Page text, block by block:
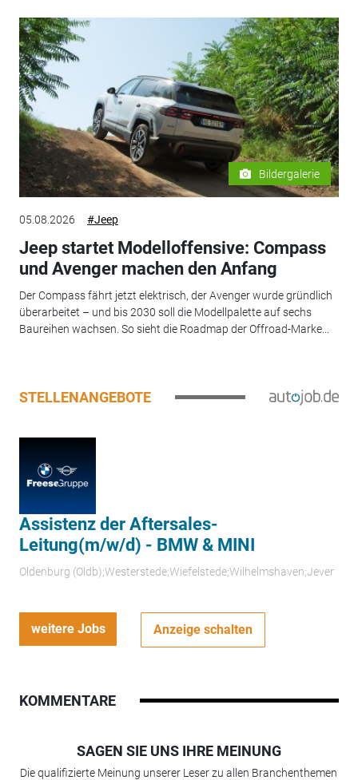
Bildergalerie
05.08.2026 #Jeep
Jeep startet Modelloffensive: Compass
und Avenger machen den Anfang
Der Compass fährt jetzt elektrisch, der Avenger wurde gründlich
überarbeitet – und bis 2030 soll die Modellpalette auf sechs
Baureihen wachsen. So sieht die Roadmap der Offroad-Marke...
STELLENANGEBOTE
Assistenz der Aftersales-
Leitung(m/w/d) - BMW & MINI
Oldenburg (Oldb);Westerstede;Wiefelstede;Wilhelmshaven;Jever
weitere Jobs Anzeige schalten
KOMMENTARE
SAGEN SIE UNS IHRE MEINUNG
Die qualifizierte Meinung unserer Leser zu allen Branchenthemen